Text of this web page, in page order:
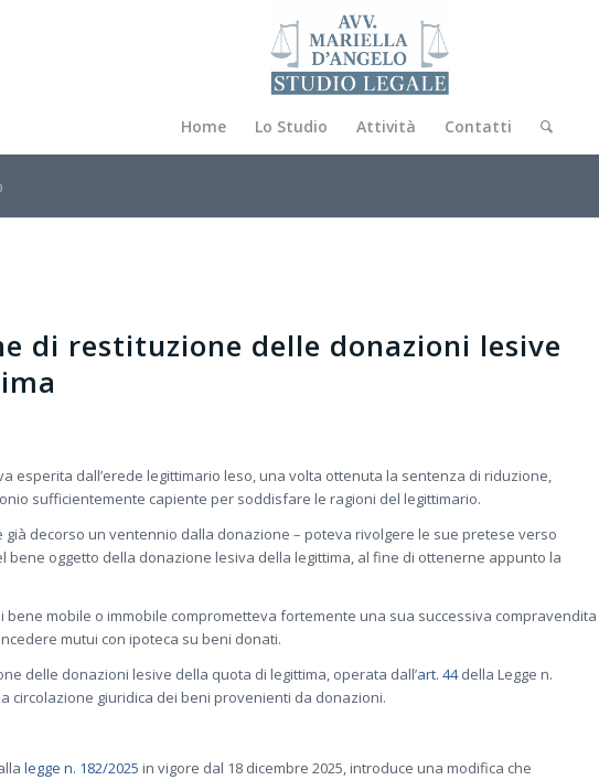
Home Lo Studio Attività Contatti
di restituzione delle donazioni lesive
esperita dall’erede legittimario leso, una volta ottenuta la sentenza di riduzione,
sufficientemente capiente per soddisfare le ragioni del legittimario.
già decorso un ventennio dalla donazione – poteva rivolgere le sue pretese verso
oggetto della donazione lesiva della legittima, al fine di ottenerne appunto la
mobile o immobile comprometteva fortemente una sua successiva compravendita
mutui con ipoteca su beni donati.
delle donazioni lesive della quota di legittima, operata dall’art. 44della Legge n.
circolazione giuridica dei beni provenienti da donazioni.
legge n. 182/2025 in vigore dal 18 dicembre 2025, introduce una modifica che